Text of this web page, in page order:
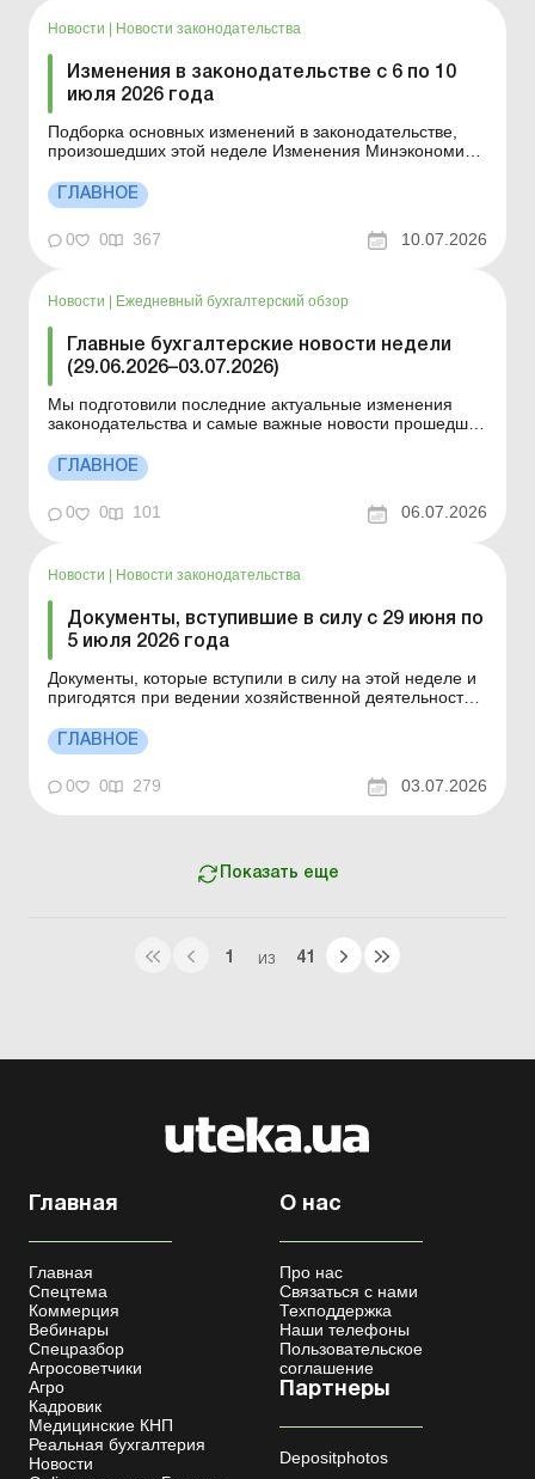
Новости Новости законодательства
Изменения в законодательстве с 6 по 10
июля 2026 года
Подборка основных изменений в законодательстве,
произошедших этой неделе Изменения Минэкономики
силу Критерии определения предприятий, учреждений
и организаций, которые имеют важное значение для
отраслей национальной экономики от Минэкономик...
ГЛАВНОЕ
0 0 367 10.07.2026
Новости Ежедневный бухгалтерский обзор
Главные бухгалтерские новости недели
(29.06.2026–03.07.2026)
Мы подготовили последние актуальные изменения
законодательства и самые важные новости прошедшей
июля 2026 года Изменения в законодательстве с 29
июня по 3 июля 2026 года О чем нужно знать н а этой
неделе? КМУ обновил Порядок ведения воинско...
ГЛАВНОЕ
0 0 101 06.07.2026
Новости | Новости законодательства
Документы, вступившие в силу с 29 июня по
5 июля 2026 года
Документы, которые вступили в силу на этой неделе и
пригодятся при ведении хозяйственной деятельности.
обеспечении прослеживаемости водных биоресурсов
и/или продукции, произведенной из водных
512 &l...
ГЛАВНОЕ
0 0 279 03.07.2026
Показать еще
1 ИЗ 41
Главная
Главная
Спецтема
Коммерция
Вебинары
Спецразбор
Агросоветчики
Агро
Кадровик
Медицинские КНП
Реальная бухгалтерия
Новости
О нас
Про нас
Связаться с нами
Техподдержка
Наши телефоны
Пользовательское
соглашение
Партнеры
Depositphotos